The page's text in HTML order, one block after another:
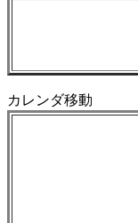
カレンダ移動